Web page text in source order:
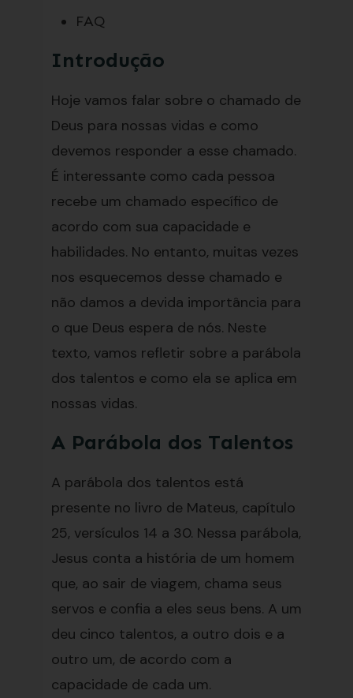
FAQ
Introdução
Hoje vamos falar sobre o chamado de
Deus para nossas vidas e como
devemos responder a esse chamado.
É interessante como cada pessoa
recebe um chamado específico de
acordo com sua capacidade e
habilidades. No entanto, muitas vezes
nos esquecemos desse chamado e
não damos a devida importância para
o que Deus espera de nós. Neste
texto, vamos refletir sobre a parábola
dos talentos e como ela se aplica em
nossas vidas.
A Parábola dos Talentos
A parábola dos talentos está
presente no livro de Mateus, capítulo
25, versículos 14 a 30. Nessa parábola,
Jesus conta a história de um homem
que, ao sair de viagem, chama seus
servos e confia a eles seus bens. A um
deu cinco talentos, a outro dois e a
outro um, de acordo com a
capacidade de cada um.